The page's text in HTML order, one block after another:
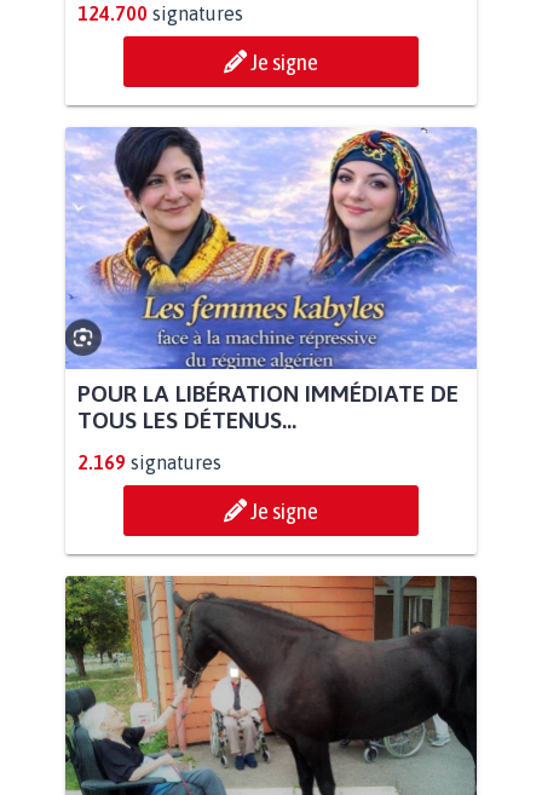
124.700 signatures
Je signe
POUR LA LIBÉRATION IMMÉDIATE DE
TOUS LES DÉTENUS...
2.169 signatures
Je signe